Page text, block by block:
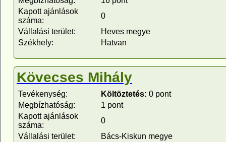
Kapott ajánlások
száma:
0
Vállalási terület:
Heves megye
Székhely:
Hatvan
Kövecses Mihály
Tevékenység: Költöztetés: 0 pont
Megbízhatóság:
1 pont
Kapott ajánlások
száma:
0
Vállalási terület:
Bács-Kiskun megye